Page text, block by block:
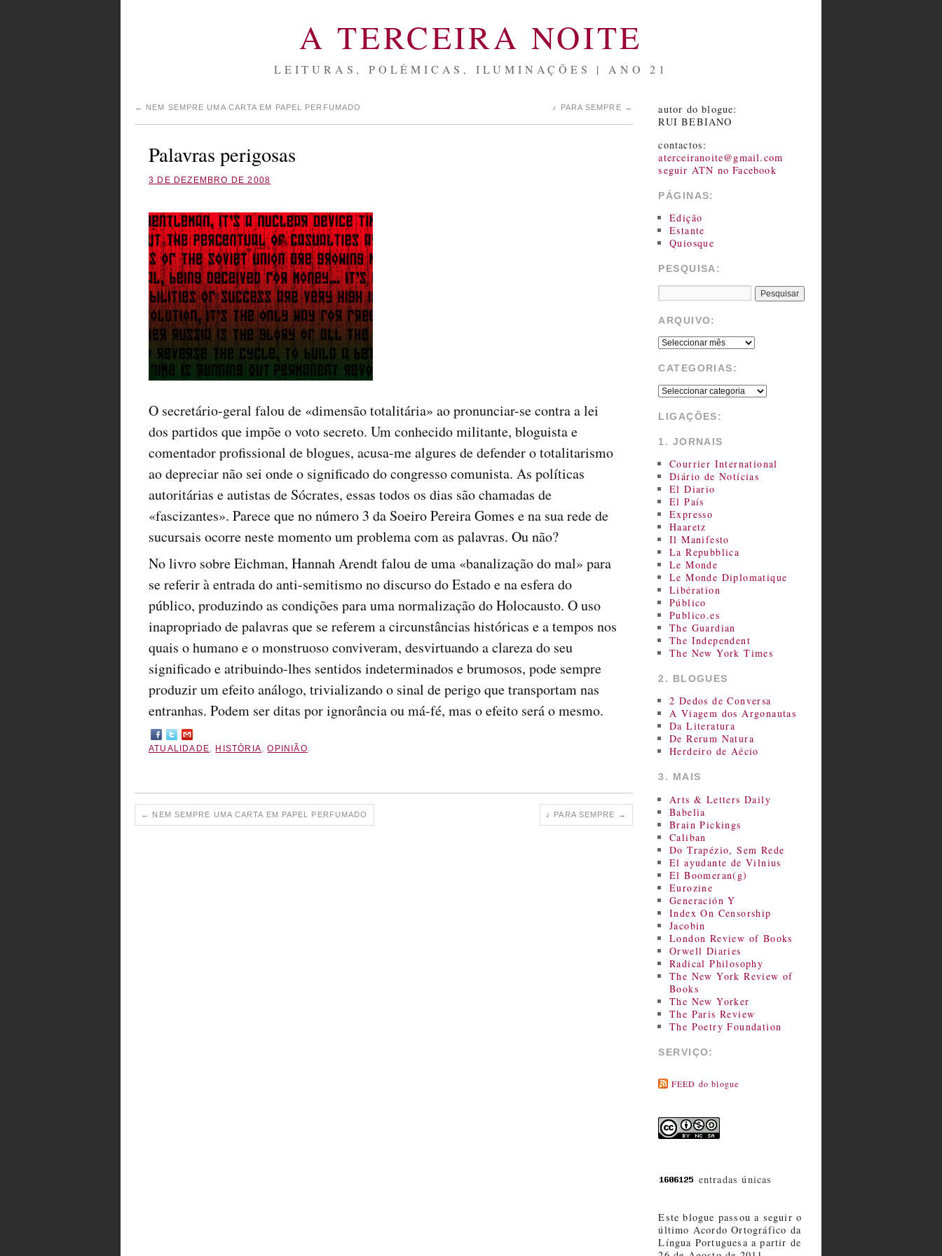
A TERCEIRA NOITE
LEITURAS, POLÉMICAS, ILUMINAÇÕES | ANO 21
← NEM SEMPRE UMA CARTA EM PAPEL PERFUMADO ♪ PARA SEMPRE →
Palavras perigosas
3 DE DEZEMBRO DE 2008
O secretário-geral falou de «dimensão totalitária» ao pronunciar-se contra a lei
dos partidos que impõe o voto secreto. Um conhecido militante, bloguista e
comentador profissional de blogues, acusa-me algures de defender o totalitarismo
ao depreciar não sei onde o significado do congresso comunista. As políticas
autoritárias e autistas de Sócrates, essas todos os dias são chamadas de
«fascizantes». Parece que no número 3 da Soeiro Pereira Gomes e na sua rede de
sucursais ocorre neste momento um problema com as palavras. Ou não?
No livro sobre Eichman, Hannah Arendt falou de uma «banalização do mal» para
se referir à entrada do anti-semitismo no discurso do Estado e na esfera do
público, produzindo as condições para uma normalização do Holocausto. O uso
inapropriado de palavras que se referem a circunstâncias históricas e a tempos nos
quais o humano e o monstruoso conviveram, desvirtuando a clareza do seu
significado e atribuindo-lhes sentidos indeterminados e brumosos, pode sempre
produzir um efeito análogo, trivializando o sinal de perigo que transportam nas
entranhas. Podem ser ditas por ignorância ou má-fé, mas o efeito será o mesmo.
ATUALIDADE, HISTÓRIA,OPINIÃO.
← NEM SEMPRE UMA CARTA EM PAPEL PERFUMADO ♪ PARA SEMPRE →
autor do blogue:
RUI BEBIANO
contactos:
aterceiranoite@gmail.com
seguir ATN no Facebook
PÁGINAS:
Edição
Estante
Quiosque
PESQUISA:
ARQUIVO:
CATEGORIAS:
LIGAÇÕES:
1. JORNAIS
Courrier International
Diário de Notícias
El Diario
El País
Expresso
Haaretz
Il Manifesto
La Repubblica
Le Monde
Le Monde Diplomatique
Libération
Público
Publico.es
The Guardian
The Independent
The New York Times
2. BLOGUES
2 Dedos de Conversa
A Viagem dos Argonautas
Da Literatura
De Rerum Natura
Herdeiro de Aécio
3. MAIS
Arts & Letters Daily
Babelia
Brain Pickings
Caliban
Do Trapézio, Sem Rede
El ayudante de Vilnius
El Boomeran(g)
Eurozine
Generación Y
Index On Censorship
Jacobin
London Review of Books
Orwell Diaries
Radical Philosophy
The New York Review of
Books
The New Yorker
The Paris Review
The Poetry Foundation
SERVIÇO:
FEED do blogue
entradas únicas
Este blogue passou a seguir o
último Acordo Ortográfico da
Língua Portuguesa a partir de